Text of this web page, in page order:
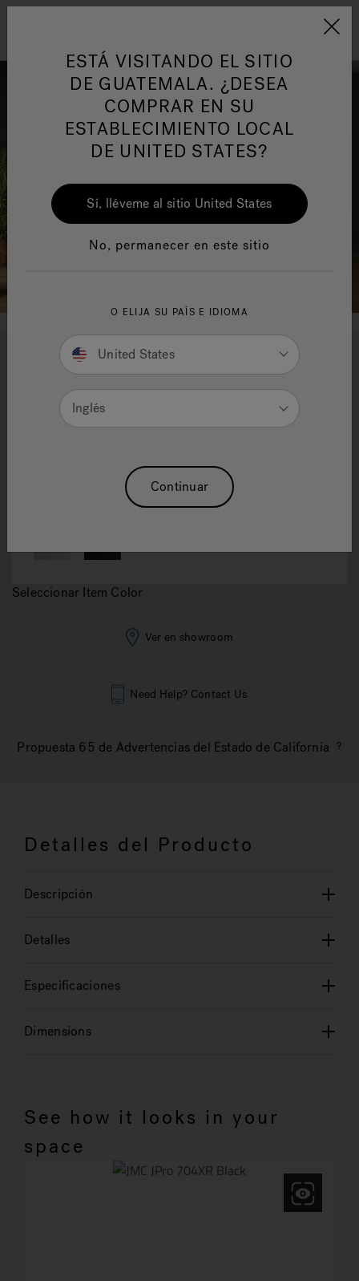
Jacuzzi&reg; Latin
Responsabilidad Social
HIDROMASAJE
1
Jacuzzi 4d X-Rail Massage
Chair
Seleccionar Item Color
Ver en showroom
Need Help? Contact Us
Propuesta 65 de Advertencias del Estado de California
Detalles del Producto
Descripción
Detalles
Especificaciones
Dimensions
See how it looks in your
space
ESTÁ VISITANDO EL SITIO
DE GUATEMALA. ¿DESEA
COMPRAR EN SU
ESTABLECIMIENTO LOCAL
DE UNITED STATES?
Sí, lléveme al sitio United States
No, permanecer en este sitio
O ELIJA SU PAÍS E IDIOMA
United States
Inglés
Continuar